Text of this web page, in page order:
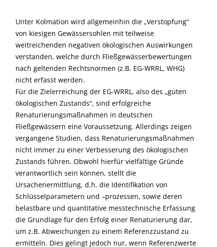
Unter Kolmation wird allgemeinhin die „Verstopfung“
von kiesigen Gewässersohlen mit teilweise
weitreichenden negativen ökologischen Auswirkungen
verstanden, welche durch Fließgewässerbewertungen
nach geltenden Rechtsnormen (z.B. EG-WRRL, WHG)
nicht erfasst werden.
Für die Zielerreichung der EG-WRRL, also des „guten
ökologischen Zustands“, sind erfolgreiche
Renaturierungsmaßnahmen in deutschen
Fließgewässern eine Voraussetzung. Allerdings zeigen
vergangene Studien, dass Renaturierungsmaßnahmen
nicht immer zu einer Verbesserung des ökologischen
Zustands führen. Obwohl hierfür vielfältige Gründe
verantwortlich sein können, stellt die
Ursachenermittlung, d.h. die Identifikation von
Schlüsselparametern und –prozessen, sowie deren
belastbare und quantitative messtechnische Erfassung
die Grundlage für den Erfolg einer Renaturierung dar,
um z.B. Abweichungen zu einem Referenzzustand zu
ermitteln. Dies gelingt jedoch nur, wenn Referenzwerte